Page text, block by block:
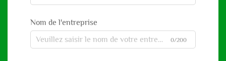
Nom de l'entreprise
0/200